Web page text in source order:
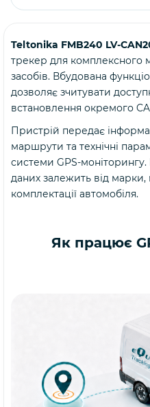
Купити
Teltonika FMB240 LV-
трекер для комплексного
засобів. Вбудована
дозволяє зчитувати
встановлення окремого
Пристрій передає
маршрути та технічні
системи GPS-
даних залежить від марки,
комплектації автомобіля.
Як працює